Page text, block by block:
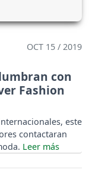
OCT 15 / 2019
con
Fashion
este
contactaran